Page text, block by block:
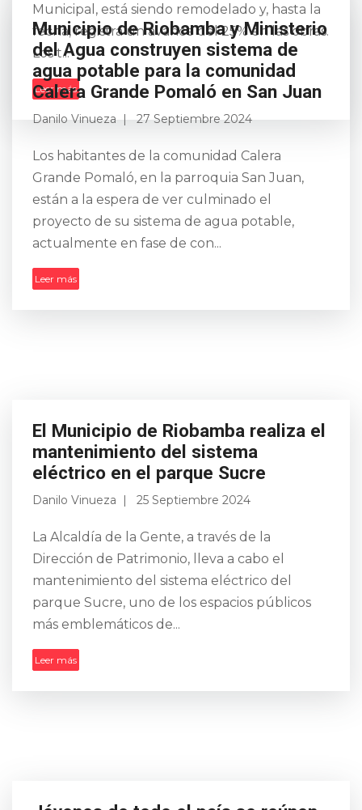
Municipal, está siendo remodelado y, hasta la
fecha, registra un avance del 25% en las obras.
Los t...
Leer más
Municipio de Riobamba y Ministerio
del Agua construyen sistema de
agua potable para la comunidad
Calera Grande Pomaló en San Juan
Danilo Vinueza 27 Septiembre 2024
Los habitantes de la comunidad Calera
Grande Pomaló, en la parroquia San Juan,
están a la espera de ver culminado el
proyecto de su sistema de agua potable,
actualmente en fase de con...
Leer más
El Municipio de Riobamba realiza el
mantenimiento del sistema
eléctrico en el parque Sucre
Danilo Vinueza 25 Septiembre 2024
La Alcaldía de la Gente, a través de la
Dirección de Patrimonio, lleva a cabo el
mantenimiento del sistema eléctrico del
parque Sucre, uno de los espacios públicos
más emblemáticos de...
Leer más